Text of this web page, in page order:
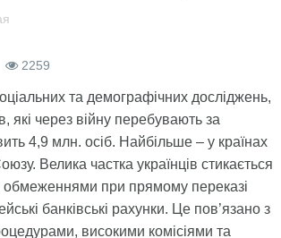
2259
та демографічних досліджень,
які через війну перебувають за
4,9 млн. осіб. Найбільше – у країнах
Велика частка українців стикається
обмеженнями при прямому переказі
банківські рахунки. Це пов’язано з
високими комісіями та